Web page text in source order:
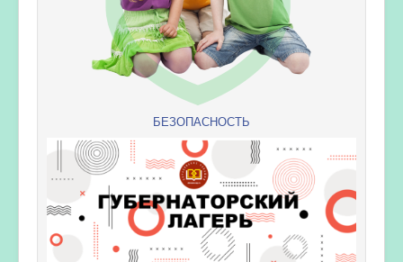
БЕЗОПАСНОСТЬ